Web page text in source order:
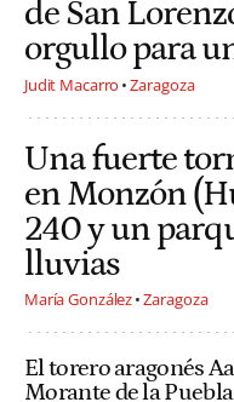
de San
orgullo para
Judit Macarro Zaragoza
Una fuerte
en Monzón
240 y un
lluvias
María González Zaragoza
El torero aragonés
Morante de la